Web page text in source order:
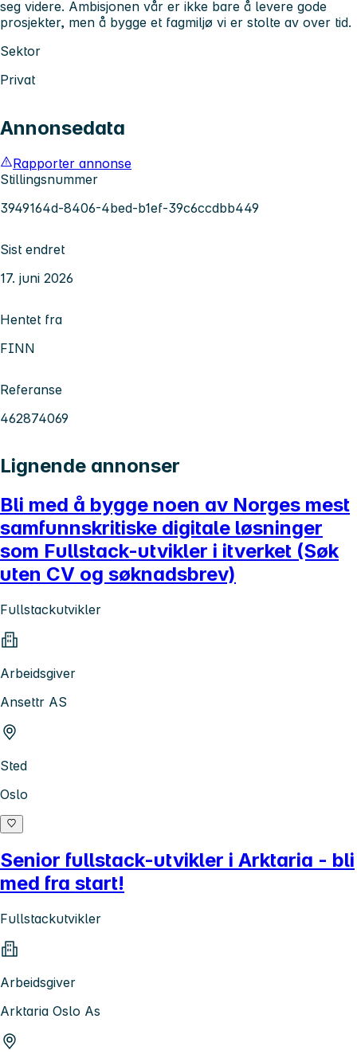
seg videre. Ambisjonen vår er ikke bare å levere gode
prosjekter, men å bygge et fagmiljø vi er stolte av over tid.
Sektor
Privat
Annonsedata
Rapporter annonse
Stillingsnummer
3949164d-8406-4bed-b1ef-39c6ccdbb449
Sist endret
17. juni 2026
Hentet fra
FINN
Referanse
462874069
Lignende annonser
Bli med å bygge noen av Norges mest
samfunnskritiske digitale løsninger
som Fullstack-utvikler i itverket (Søk
uten CV og søknadsbrev)
Fullstackutvikler
Arbeidsgiver
Ansettr AS
Sted
Oslo
Senior fullstack-utvikler i Arktaria - bli
med fra start!
Fullstackutvikler
Arbeidsgiver
Arktaria Oslo As